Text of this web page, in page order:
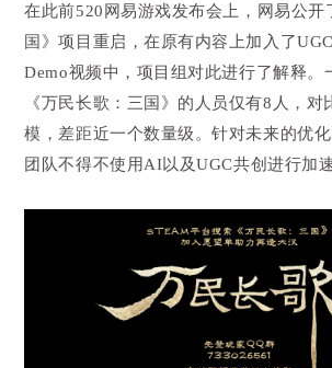
在此前520网易游戏发布会上，网易公开
国》项目重启，在原有内容上加入了
Demo视频中，项目组对此进行了解释。
《万民长歌：三国》的人员仅有8人，对
模，差距近一个数量级。针对未来的优化
团队不得不使用AI以及UGC共创进行加速